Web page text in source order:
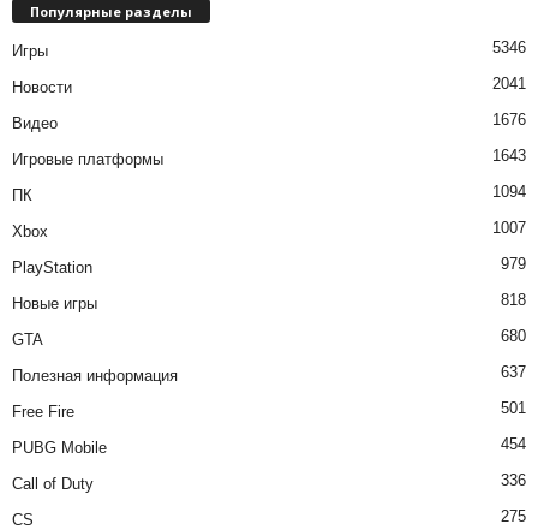
Популярные разделы
Игры 5346
Новости 2041
Видео 1676
Игровые платформы 1643
ПК 1094
Xbox 1007
PlayStation 979
Новые игры 818
GTA 680
Полезная информация 637
Free Fire 501
PUBG Mobile 454
Call of Duty 336
CS 275